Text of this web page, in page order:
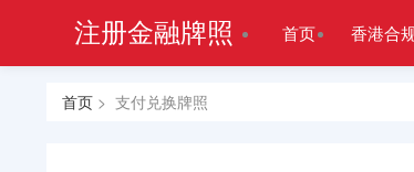
注册金融牌照 首页 香港合
首页 > 支付兑换牌照